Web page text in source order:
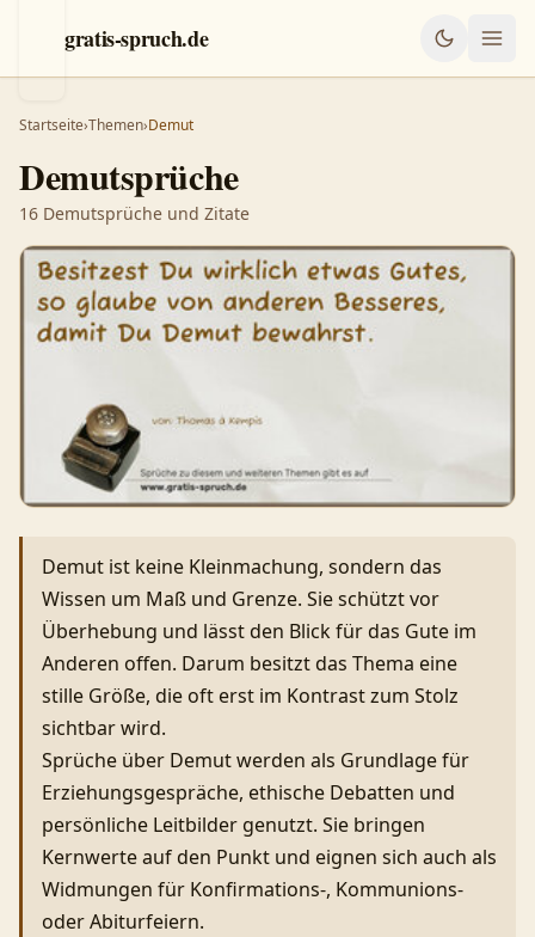
gratis-spruch.de
Startseite›Themen›Demut
Demutsprüche
16 Demutsprüche und Zitate
Demut ist keine Kleinmachung, sondern das
Wissen um Maß und Grenze. Sie schützt vor
Überhebung und lässt den Blick für das Gute im
Anderen offen. Darum besitzt das Thema eine
stille Größe, die oft erst im Kontrast zum Stolz
sichtbar wird.
Sprüche über Demut werden als Grundlage für
Erziehungsgespräche, ethische Debatten und
persönliche Leitbilder genutzt. Sie bringen
Kernwerte auf den Punkt und eignen sich auch als
Widmungen für Konfirmations-, Kommunions-
oder Abiturfeiern.